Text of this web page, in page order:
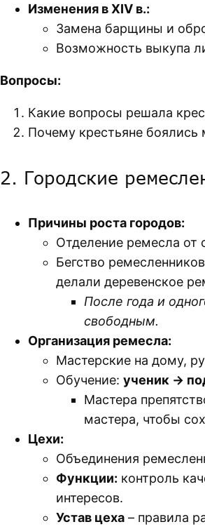
Изменения в XIV в.:
Замена барщины и
Возможность выкупа
Вопросы:
Какие вопросы решала
Почему крестьяне боялись
2. Городские
Причины роста городов:
Отделение ремесла от
Бегство
делали деревенское
После года и
свободным.
Организация ремесла:
Мастерские на дому,
Обучение: ученик →
Мастера
мастера, чтобы
Цехи:
Объединения
Функции: контроль
интересов.
Устав цеха – правила